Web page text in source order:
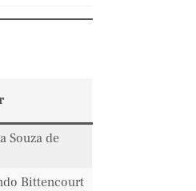
Souza de
Bittencourt